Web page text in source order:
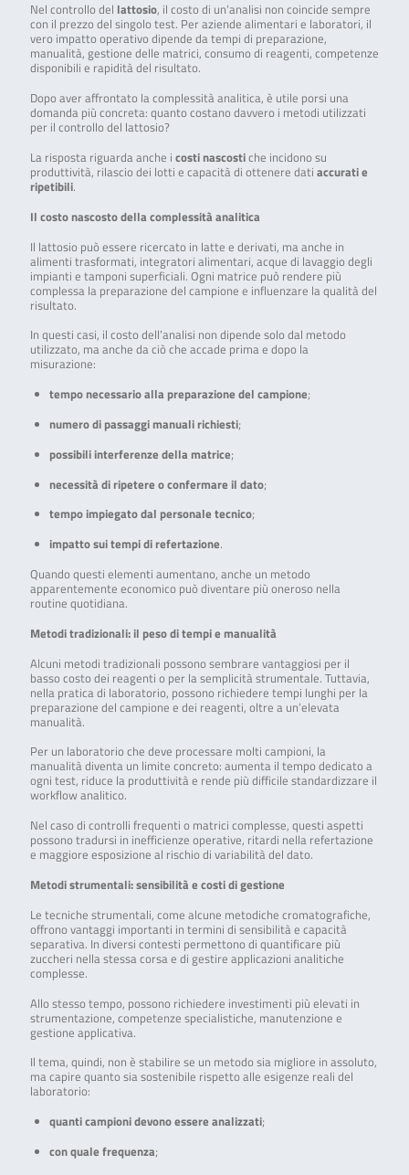
Nel controllo del lattosio, il costo di un’analisi non coincide sempre
con il prezzo del singolo test. Per aziende alimentari e laboratori, il
vero impatto operativo dipende da tempi di preparazione,
manualità, gestione delle matrici, consumo di reagenti, competenze
disponibili e rapidità del risultato.
Dopo aver affrontato la complessità analitica, è utile porsi una
domanda più concreta: quanto costano davvero i metodi utilizzati
per il controllo del lattosio?
La risposta riguarda anche i costi nascostiche incidono su
produttività, rilascio dei lotti e capacità di ottenere dati accurati e
ripetibili.
Il costo nascosto della complessità analitica
Il lattosio può essere ricercato in latte e derivati, ma anche in
alimenti trasformati, integratori alimentari, acque di lavaggio degli
impianti e tamponi superficiali. Ogni matrice può rendere più
complessa la preparazione del campione e influenzare la qualità del
risultato.
In questi casi, il costo dell’analisi non dipende solo dal metodo
utilizzato, ma anche da ciò che accade prima e dopo la
misurazione:
tempo necessario alla preparazione del campione;
numero di passaggi manuali richiesti;
possibili interferenze della matrice;
necessità di ripetere o confermare il dato;
tempo impiegato dal personale tecnico;
impatto sui tempi di refertazione.
Quando questi elementi aumentano, anche un metodo
apparentemente economico può diventare più oneroso nella
routine quotidiana.
Metodi tradizionali: il peso di tempi e manualità
Alcuni metodi tradizionali possono sembrare vantaggiosi per il
basso costo dei reagenti o per la semplicità strumentale. Tuttavia,
nella pratica di laboratorio, possono richiedere tempi lunghi per la
preparazione del campione e dei reagenti, oltre a un’elevata
manualità.
Per un laboratorio che deve processare molti campioni, la
manualità diventa un limite concreto: aumenta il tempo dedicato a
ogni test, riduce la produttività e rende più difficile standardizzare il
workflow analitico.
Nel caso di controlli frequenti o matrici complesse, questi aspetti
possono tradursi in inefficienze operative, ritardi nella refertazione
e maggiore esposizione al rischio di variabilità del dato.
Metodi strumentali: sensibilità e costi di gestione
Le tecniche strumentali, come alcune metodiche cromatografiche,
offrono vantaggi importanti in termini di sensibilità e capacità
separativa. In diversi contesti permettono di quantificare più
zuccheri nella stessa corsa e di gestire applicazioni analitiche
complesse.
Allo stesso tempo, possono richiedere investimenti più elevati in
strumentazione, competenze specialistiche, manutenzione e
gestione applicativa.
Il tema, quindi, non è stabilire se un metodo sia migliore in assoluto,
ma capire quanto sia sostenibile rispetto alle esigenze reali del
laboratorio:
quanti campioni devono essere analizzati;
con quale frequenza;